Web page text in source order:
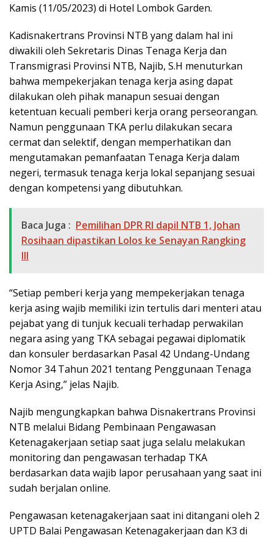
Kamis (11/05/2023) di Hotel Lombok Garden.
Kadisnakertrans Provinsi NTB yang dalam hal ini
diwakili oleh Sekretaris Dinas Tenaga Kerja dan
Transmigrasi Provinsi NTB, Najib, S.H menuturkan
bahwa mempekerjakan tenaga kerja asing dapat
dilakukan oleh pihak manapun sesuai dengan
ketentuan kecuali pemberi kerja orang perseorangan.
Namun penggunaan TKA perlu dilakukan secara
cermat dan selektif, dengan memperhatikan dan
mengutamakan pemanfaatan Tenaga Kerja dalam
negeri, termasuk tenaga kerja lokal sepanjang sesuai
dengan kompetensi yang dibutuhkan.
Baca Juga : Pemilihan DPR RI dapil NTB 1, Johan
Rosihaan dipastikan Lolos ke Senayan Rangking
III
“Setiap pemberi kerja yang mempekerjakan tenaga
kerja asing wajib memiliki izin tertulis dari menteri atau
pejabat yang di tunjuk kecuali terhadap perwakilan
negara asing yang TKA sebagai pegawai diplomatik
dan konsuler berdasarkan Pasal 42 Undang-Undang
Nomor 34 Tahun 2021 tentang Penggunaan Tenaga
Kerja Asing,” jelas Najib.
Najib mengungkapkan bahwa Disnakertrans Provinsi
NTB melalui Bidang Pembinaan Pengawasan
Ketenagakerjaan setiap saat juga selalu melakukan
monitoring dan pengawasan terhadap TKA
berdasarkan data wajib lapor perusahaan yang saat ini
sudah berjalan online.
Pengawasan ketenagakerjaan saat ini ditangani oleh 2
UPTD Balai Pengawasan Ketenagakerjaan dan K3 di